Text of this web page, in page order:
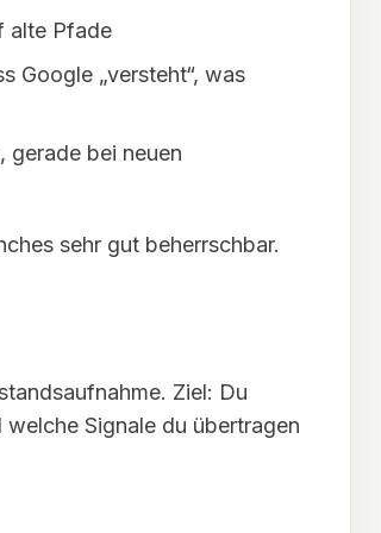
alte Pfade
Google „versteht“, was
gerade bei neuen
sehr gut beherrschbar.
Ziel: Du
welche Signale du übertragen